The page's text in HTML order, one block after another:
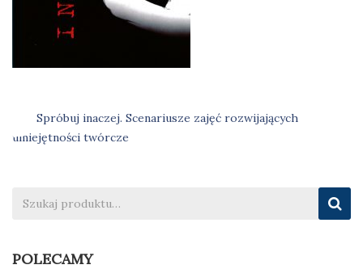
Nawigacja
Spróbuj inaczej. Scenariusze zajęć rozwijających
umiejętności twórcze
POLECAMY